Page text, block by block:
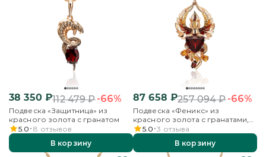
38 350₽112 479₽-66%
Подвеска «Защитница» из
красного золота с гранатом
5.0 8 отзывов
В корзину
87 658 ₽257 094₽-66%
Подвеска «Феникс» из
красного золота с гранатами,
цитринами и эмалью
5.0 3 отзыва
В корзину